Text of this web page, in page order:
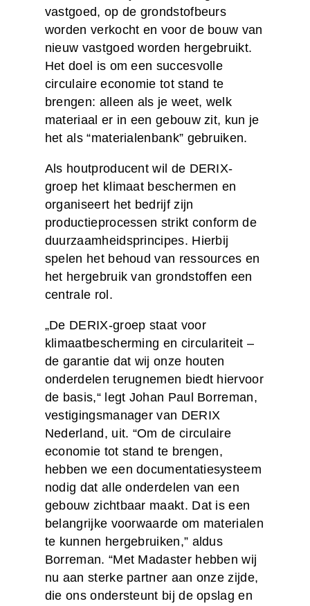
vastgoed, op de grondstofbeurs
worden verkocht en voor de bouw van
nieuw vastgoed worden hergebruikt.
Het doel is om een succesvolle
circulaire economie tot stand te
brengen: alleen als je weet, welk
materiaal er in een gebouw zit, kun je
het als “materialenbank” gebruiken.
Als houtproducent wil de DERIX-
groep het klimaat beschermen en
organiseert het bedrijf zijn
productieprocessen strikt conform de
duurzaamheidsprincipes. Hierbij
spelen het behoud van ressources en
het hergebruik van grondstoffen een
centrale rol.
„De DERIX-groep staat voor
klimaatbescherming en circulariteit –
de garantie dat wij onze houten
onderdelen terugnemen biedt hiervoor
de basis,“ legt Johan Paul Borreman,
vestigingsmanager van DERIX
Nederland, uit. “Om de circulaire
economie tot stand te brengen,
hebben we een documentatiesysteem
nodig dat alle onderdelen van een
gebouw zichtbaar maakt. Dat is een
belangrijke voorwaarde om materialen
te kunnen hergebruiken,” aldus
Borreman. “Met Madaster hebben wij
nu aan sterke partner aan onze zijde,
die ons ondersteunt bij de opslag en